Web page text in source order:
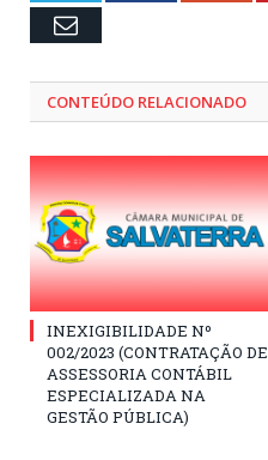
Email
CONTEÚDO RELACIONADO
INEXIGIBILIDADE Nº
002/2023 (CONTRATAÇÃO DE
ASSESSORIA CONTÁBIL
ESPECIALIZADA NA
GESTÃO PÚBLICA)